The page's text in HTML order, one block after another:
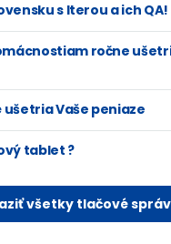
s Iterou a ich QA!
ročne
Vaše peniaze
tablet ?
všetky tlačové